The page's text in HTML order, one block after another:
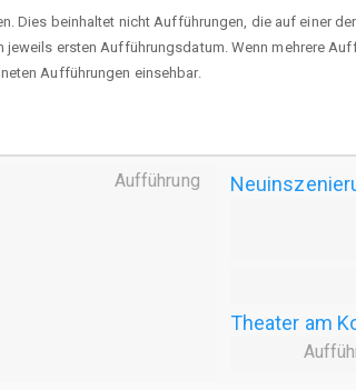
Dies beinhaltet nicht Aufführungen, die auf einer
ersten Aufführungsdatum. Wenn mehrere
Aufführungen einsehbar.
Aufführung
Theater am